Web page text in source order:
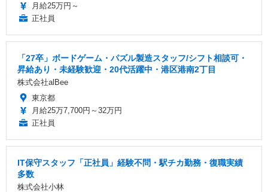
月給25万円～
正社員
「27卒」ボードゲーム・パズル製造スタッフ/シフト相談可・
昇給あり・未経験歓迎・20代活躍中・港区港南2丁目
株式会社alBee
東京都
月給25万7,700円～32万円
正社員
IT保守スタッフ「正社員」経験不問・駅チカ勤務・復職実績
多数
株式会社小林